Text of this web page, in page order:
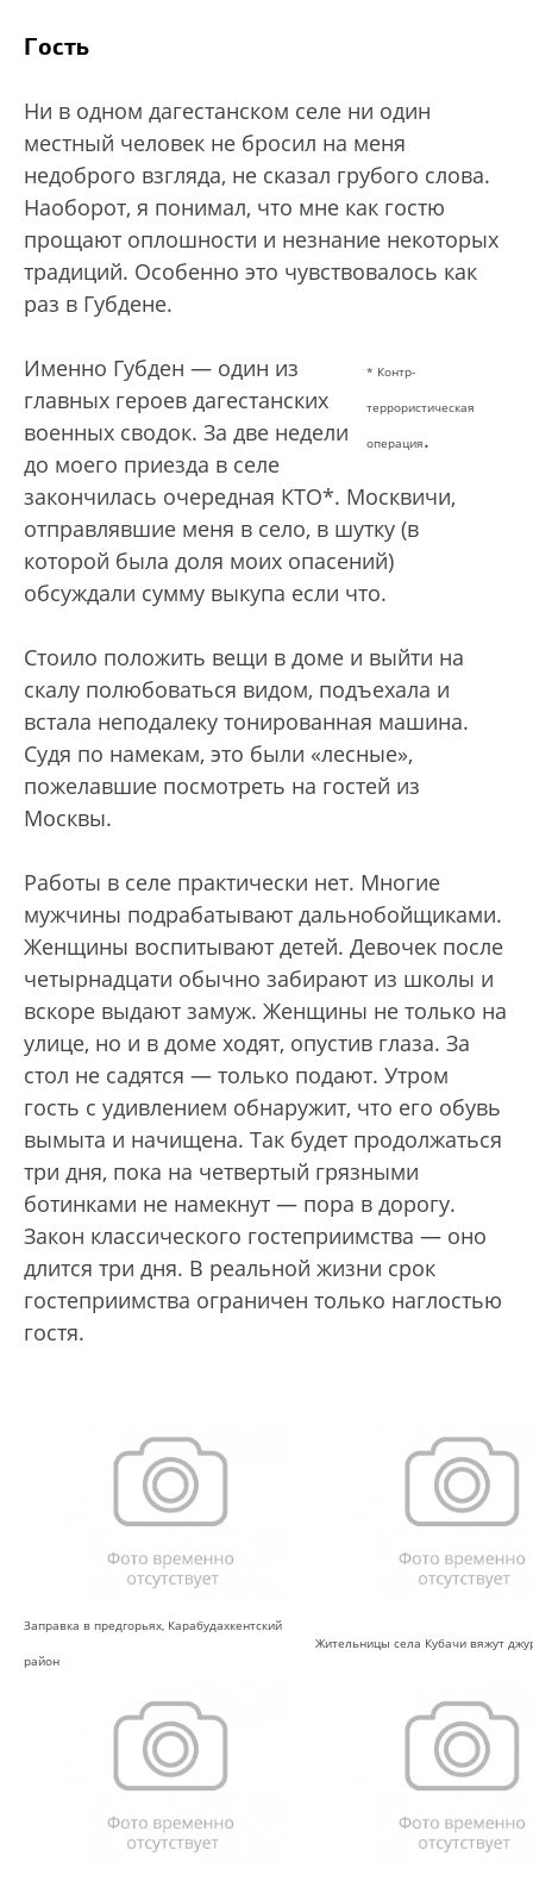
Гость
Ни в одном дагестанском селе ни один
местный человек не бросил на меня
недоброго взгляда, не сказал грубого слова.
Наоборот, я понимал, что мне как гостю
прощают оплошности и незнание некоторых
традиций. Особенно это чувствовалось как
раз в Губдене.
* Контр-
террористическая
операция.
Именно Губден — один из
главных героев дагестанских
военных сводок. За две недели
до моего приезда в селе
закончилась очередная КТО*. Москвичи,
отправлявшие меня в село, в шутку (в
которой была доля моих опасений)
обсуждали сумму выкупа если что.
Стоило положить вещи в доме и выйти на
скалу полюбоваться видом, подъехала и
встала неподалеку тонированная машина.
Судя по намекам, это были «лесные»,
пожелавшие посмотреть на гостей из
Москвы.
Работы в селе практически нет. Многие
мужчины подрабатывают дальнобойщиками.
Женщины воспитывают детей. Девочек после
четырнадцати обычно забирают из школы и
вскоре выдают замуж. Женщины не только на
улице, но и в доме ходят, опустив глаза. За
стол не садятся — только подают. Утром
гость с удивлением обнаружит, что его обувь
вымыта и начищена. Так будет продолжаться
три дня, пока на четвертый грязными
ботинками не намекнут — пора в дорогу.
Закон классического гостеприимства — оно
длится три дня. В реальной жизни срок
гостеприимства ограничен только наглостью
гостя.
Заправка в предгорьях, Карабудахкентский
район
Жительницы села Кубачи вяжут